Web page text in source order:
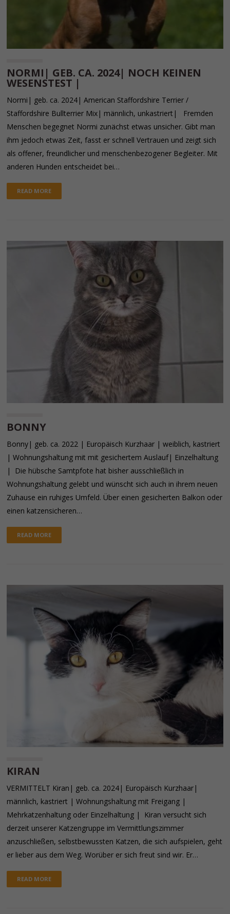
NORMI| GEB. CA. 2024| NOCH KEINEN
WESENSTEST |
Normi| geb. ca. 2024| American Staffordshire Terrier /
Staffordshire Bullterrier Mix| männlich, unkastriert| Fremden
Menschen begegnet Normi zunächst etwas unsicher. Gibt man
ihm jedoch etwas Zeit, fasst er schnell Vertrauen und zeigt sich
als offener, freundlicher und menschenbezogener Begleiter. Mit
anderen Hunden entscheidet bei…
READ MORE
BONNY
Bonny| geb. ca. 2022 | Europäisch Kurzhaar | weiblich, kastriert
| Wohnungshaltung mit mit gesichertem Auslauf| Einzelhaltung
| Die hübsche Samtpfote hat bisher ausschließlich in
Wohnungshaltung gelebt und wünscht sich auch in ihrem neuen
Zuhause ein ruhiges Umfeld. Über einen gesicherten Balkon oder
einen katzensicheren…
READ MORE
KIRAN
VERMITTELT Kiran| geb. ca. 2024| Europäisch Kurzhaar|
männlich, kastriert | Wohnungshaltung mit Freigang |
Mehrkatzenhaltung oder Einzelhaltung | Kiran versucht sich
derzeit unserer Katzengruppe im Vermittlungszimmer
anzuschließen, selbstbewussten Katzen, die sich aufspielen, geht
er lieber aus dem Weg. Worüber er sich freut sind wir. Er…
READ MORE